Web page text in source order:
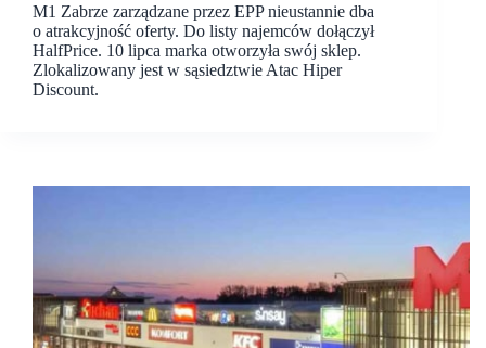
M1 Zabrze zarządzane przez EPP nieustannie dba
o atrakcyjność oferty. Do listy najemców dołączył
HalfPrice. 10 lipca marka otworzyła swój sklep.
Zlokalizowany jest w sąsiedztwie Atac Hiper
Discount.